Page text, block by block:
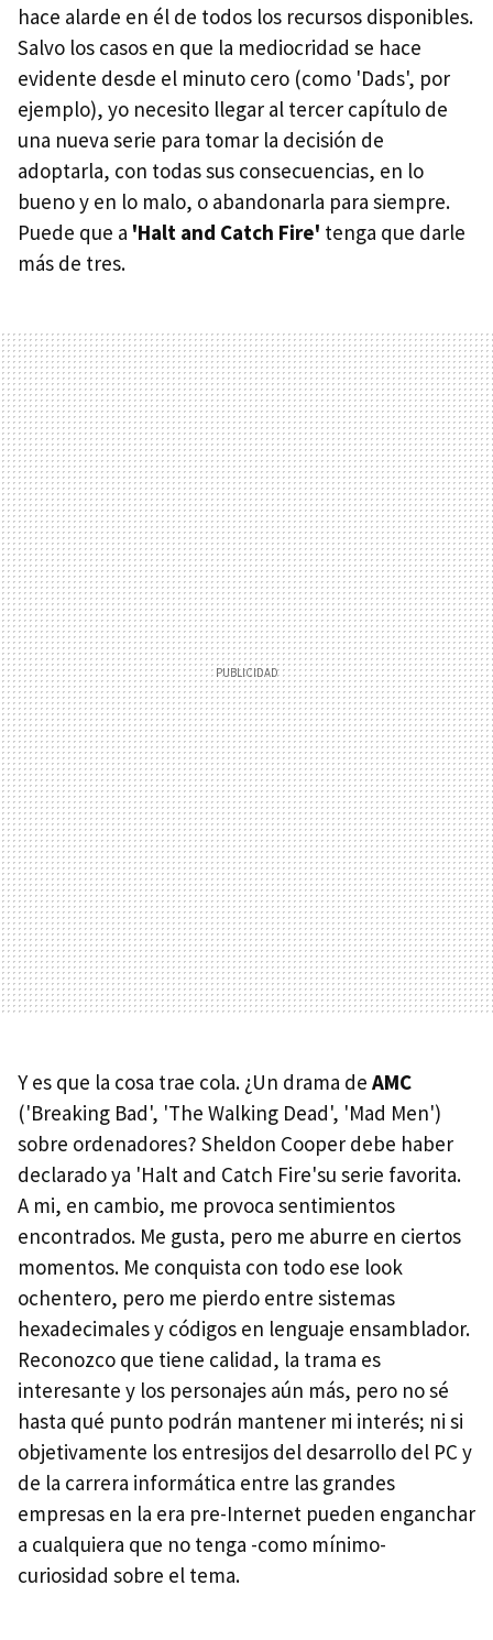
hace alarde en él de todos los recursos disponibles.
Salvo los casos en que la mediocridad se hace
evidente desde el minuto cero (como 'Dads', por
ejemplo), yo necesito llegar al tercer capítulo de
una nueva serie para tomar la decisión de
adoptarla, con todas sus consecuencias, en lo
bueno y en lo malo, o abandonarla para siempre.
Puede que a 'Halt and Catch Fire' tenga que darle
más de tres.
Y es que la cosa trae cola. ¿Un drama de AMC
('Breaking Bad', 'The Walking Dead', 'Mad Men')
sobre ordenadores? Sheldon Cooper debe haber
declarado ya 'Halt and Catch Fire'su serie favorita.
A mi, en cambio, me provoca sentimientos
encontrados. Me gusta, pero me aburre en ciertos
momentos. Me conquista con todo ese look
ochentero, pero me pierdo entre sistemas
hexadecimales y códigos en lenguaje ensamblador.
Reconozco que tiene calidad, la trama es
interesante y los personajes aún más, pero no sé
hasta qué punto podrán mantener mi interés; ni si
objetivamente los entresijos del desarrollo del PC y
de la carrera informática entre las grandes
empresas en la era pre-Internet pueden enganchar
a cualquiera que no tenga -como mínimo-
curiosidad sobre el tema.